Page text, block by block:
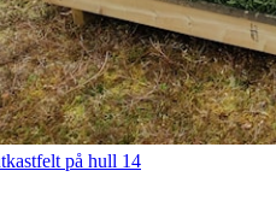
på hull 14